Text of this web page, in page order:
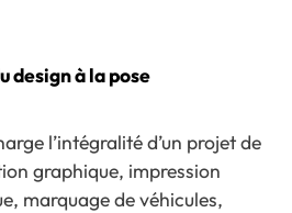
design à la pose
l’intégralité d’un projet de
graphique, impression
marquage de véhicules,